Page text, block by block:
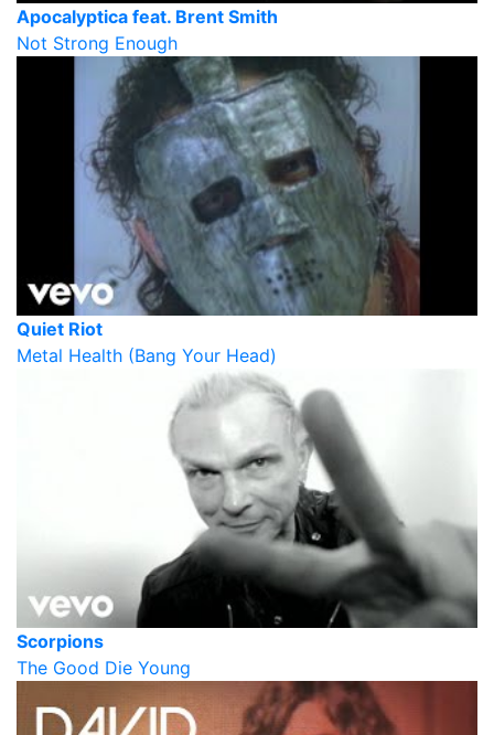
Apocalyptica feat. Brent Smith
Not Strong Enough
Quiet Riot
Metal Health (Bang Your Head)
Scorpions
The Good Die Young